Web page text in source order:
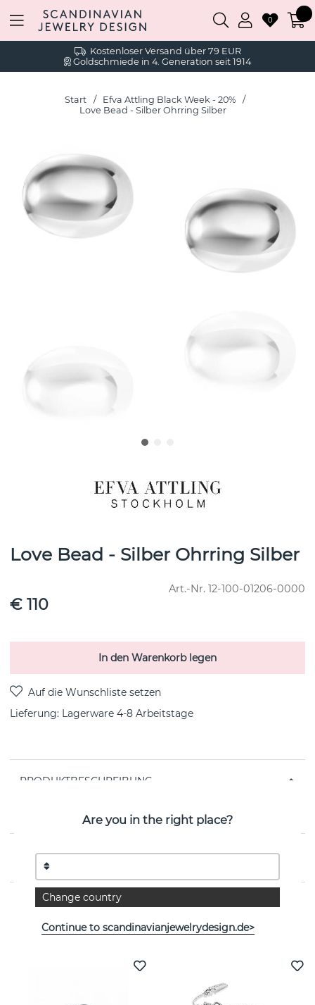
Kostenloser Versand über 79 EUR
Goldschmiede in 4. Generation seit 1914
0
Start
Efva Attling Black Week - 20%
Love Bead - Silber Ohrring Silber
Love Bead - Silber Ohrring Silber
Art.-Nr. 12-100-01206-0000
€ 110
In den Warenkorb legen
Lieferung: Lagerware 4-8 Arbeitstage
PRODUKTBESCHREIBUNG
der schwedischen Marke Efva Attling
EIGENSCHAFTEN
Weitere Artikel ansehen
Are you in the right place?
Change country
Continue to scandinavianjewelrydesign.de>